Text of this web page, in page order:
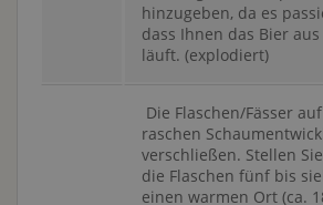
hinzugeben, da es
dass Ihnen das Bier
läuft. (explodiert)
Die Flaschen/Fässer
raschen
verschließen. Stellen
die Flaschen fünf bis
einen warmen Ort (ca.